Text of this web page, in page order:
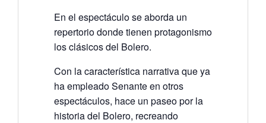
En el espectáculo se aborda un
repertorio donde tienen protagonismo
los clásicos del Bolero.
Con la característica narrativa que ya
ha empleado Senante en otros
espectáculos, hace un paseo por la
historia del Bolero, recreando